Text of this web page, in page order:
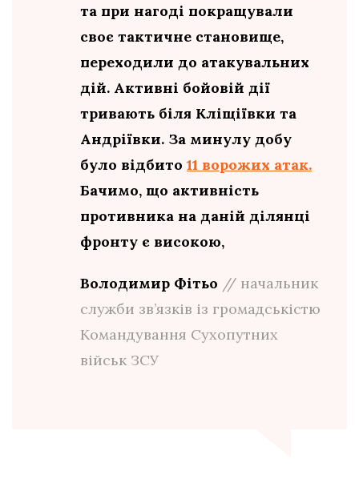
та при нагоді покращували
своє тактичне становище,
переходили до атакувальних
дій. Активні бойовій дії
тривають біля Кліщіївки та
Андріївки. За минулу добу
було відбито 11 ворожих атак.
Бачимо, що активність
противника на даній ділянці
фронту є високою,
Володимир Фітьо // начальник
служби зв’язків із громадськістю
Командування Сухопутних
військ ЗСУ